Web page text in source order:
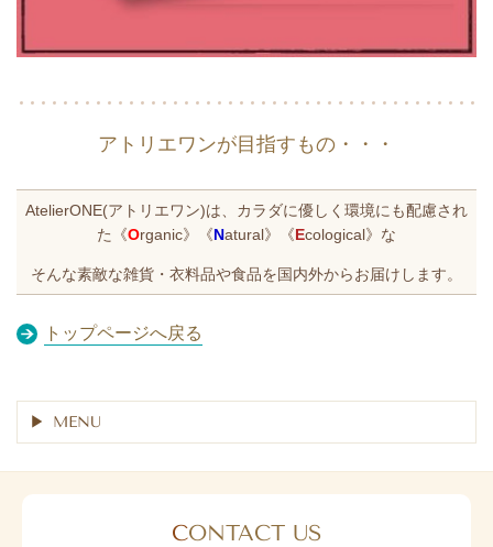
アトリエワンが目指すもの・・・
AtelierONE(アトリエワン)は、カラダに優しく環境にも配慮され
た《Organic》《Natural》《Ecological》な
そんな素敵な雑貨・衣料品や食品を国内外からお届けします。
トップページへ戻る
MENU
CONTACT US